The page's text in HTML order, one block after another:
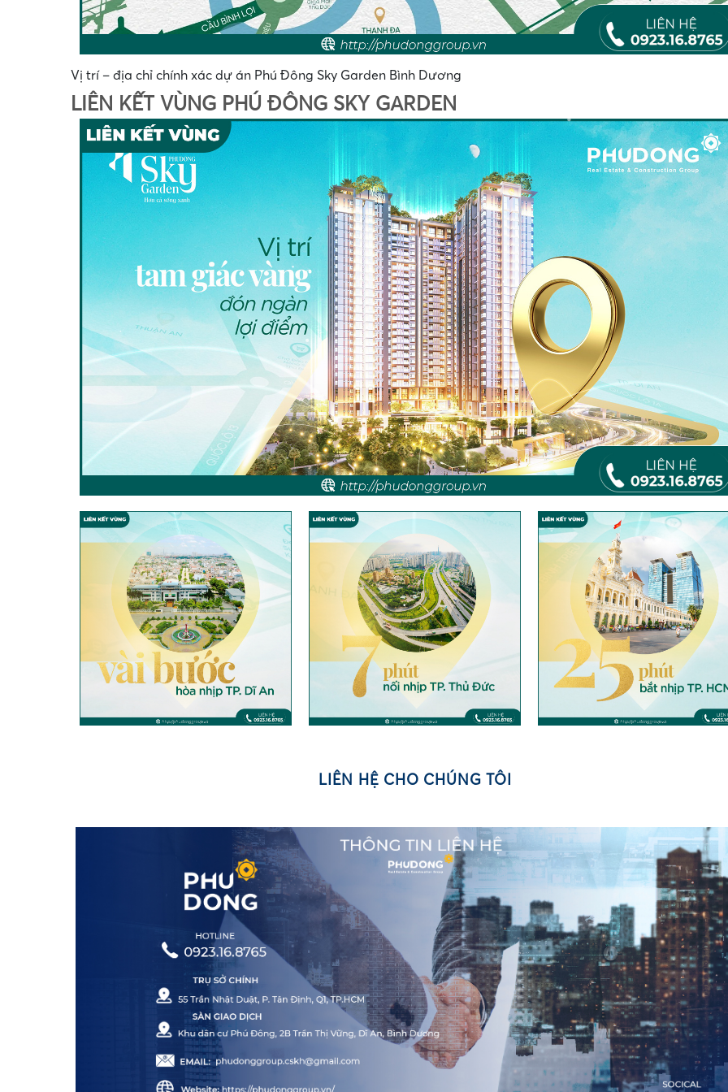
•
•
•
•
•
•
•
•
•
Vị trí – địa chỉ chính xác dự án Phú Đông Sky Garden Bình Dương
LIÊN KẾT VÙNG PHÚ ĐÔNG SKY GARDEN
LIÊN HỆ CHO CHÚNG TÔI